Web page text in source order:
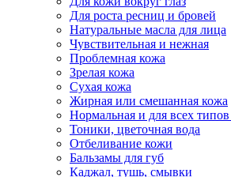
Для роста ресниц и бровей
Натуральные масла для лица
Чувствительная и нежная
Проблемная кожа
Зрелая кожа
Сухая кожа
Жирная или смешанная кожа
Нормальная и для всех
Тоники, цветочная вода
Отбеливание кожи
Бальзамы для губ
Каджал, тушь, смывки